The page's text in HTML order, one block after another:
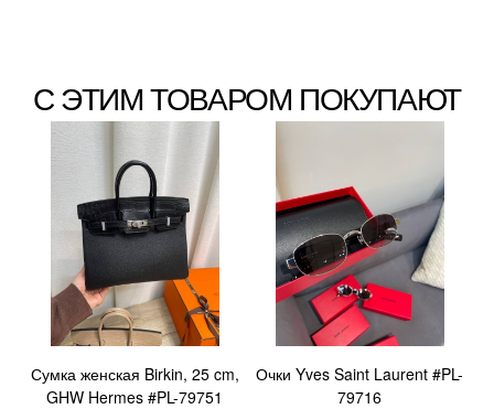
С ЭТИМ ТОВАРОМ ПОКУПАЮТ
Сумка женская Birkin, 25 cm,
GHW Hermes #PL-79751
Очки Yves Saint Laurent #PL-
79716